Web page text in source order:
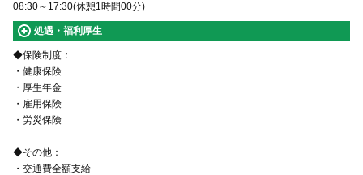
08:30～17:30(休憩1時間00分)
処遇・福利厚生
◆保険制度：
・健康保険
・厚生年金
・雇用保険
・労災保険
◆その他：
・交通費全額支給